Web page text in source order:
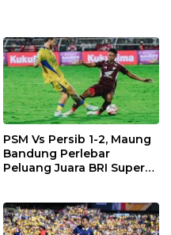
PSM Vs Persib 1-2, Maung
Bandung Perlebar
Peluang Juara BRI Super